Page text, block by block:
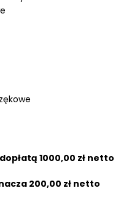
1000,00 zł netto
200,00 zł netto